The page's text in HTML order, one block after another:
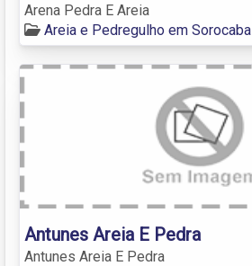
Arena Pedra E Areia
Areia e Pedregulho em Sorocaba
Antunes Areia E Pedra
Antunes Areia E Pedra